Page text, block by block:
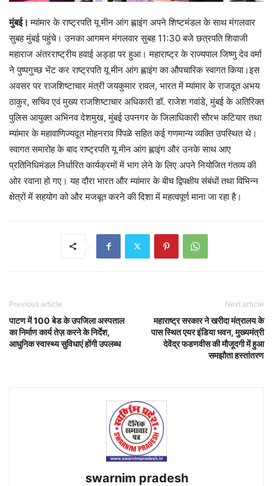
मुंबई।म्यांमार के राष्ट्रपति यू मीन आंग ह्लाइंग अपने शिष्टमंडल के साथ मंगलवार
सुबह मुंबई पहुंचे। उनका आगमन मंगलवार सुबह 11:30 बजे छत्रपति शिवाजी
महाराज अंतरराष्ट्रीय हवाई अड्डा पर हुआ। महाराष्ट्र के राज्यपाल जिष्णु देव वर्मा
ने पुष्पगुच्छ भेंट कर राष्ट्रपति यू मीन आंग ह्लाइंग का औपचारिक स्वागत किया।इस
अवसर पर राजशिष्टाचार मंत्री जयकुमार रावल, भारत में म्यांमार के राजदूत अभय
ठाकुर, सचिव एवं मुख्य राजशिष्टाचार अधिकारी डॉ. राजेश गवांडे, मुंबई के अतिरिक्त
पुलिस आयुक्त अभिनव देशमुख, मुंबई उपनगर के जिलाधिकारी सौरभ कटियार तथा
म्यांमार के महावाणिज्यदूत मोहनराव पिंपळे सहित कई गणमान्य व्यक्ति उपस्थित थे।
स्वागत समारोह के बाद राष्ट्रपति यू मीन आंग ह्लाइंग और उनके साथ आए
प्रतिनिधिमंडल निर्धारित कार्यक्रमों में भाग लेने के लिए अपने नियोजित गंतव्य की
ओर रवाना हो गए। यह दौरा भारत और म्यांमार के बीच द्विपक्षीय संबंधों तथा विभिन्न
क्षेत्रों में सहयोग को और मजबूत करने की दिशा में महत्वपूर्ण माना जा रहा है।
Previous article
पाटण में 100 बेड के उपजिला अस्पताल
का निर्माण कार्य तेज़ करने के निर्देश,
आधुनिक स्वास्थ्य सुविधाएं होंगी उपलब्ध
Next article
महाराष्ट्र सरकार ने खरीदा मंत्रालय के
पास स्थित एयर इंडिया भवन, मुख्यमंत्री
देवेंद्र फडणवीस की मौजूदगी में हुआ
समझौता हस्तांतरण
swarnim pradesh